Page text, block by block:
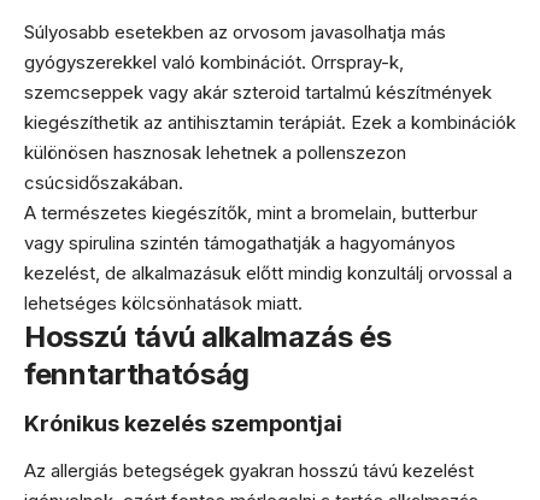
Súlyosabb esetekben az orvosom javasolhatja más
gyógyszerekkel való kombinációt. Orrspray-k,
szemcseppek vagy akár szteroid tartalmú készítmények
kiegészíthetik az antihisztamin terápiát. Ezek a kombinációk
különösen hasznosak lehetnek a pollenszezon
csúcsidőszakában.
A természetes kiegészítők, mint a bromelain, butterbur
vagy spirulina szintén támogathatják a hagyományos
kezelést, de alkalmazásuk előtt mindig konzultálj orvossal a
lehetséges kölcsönhatások miatt.
Hosszú távú alkalmazás és
fenntarthatóság
Krónikus kezelés szempontjai
Az allergiás betegségek gyakran hosszú távú kezelést